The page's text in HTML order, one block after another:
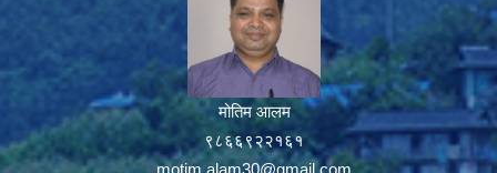
मोतिम आलम
९८६६९२२१६१
motim.alam30@gmail.com